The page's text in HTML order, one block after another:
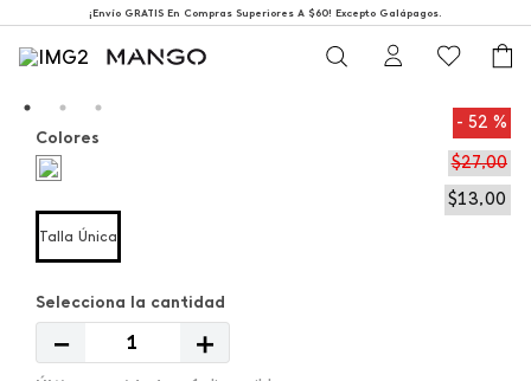
¡Envío GRATIS En Compras Superiores A $60! Excepto Galápagos.
52 %
$27,00
$13,00
Colores
Talla Única
＋
－